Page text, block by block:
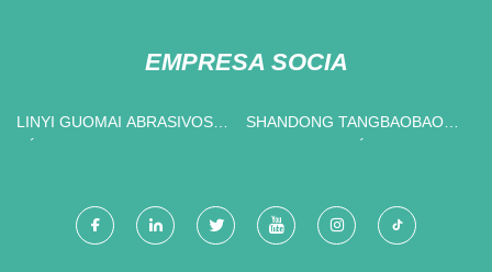
EMPRESA SOCIA
LINYI GUOMAI ABRASIVOS
SHANDONG TANGBAOBAO